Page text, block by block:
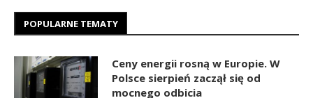
POPULARNE TEMATY
Ceny energii rosną w Europie. W
Polsce sierpień zaczął się od
mocnego odbicia